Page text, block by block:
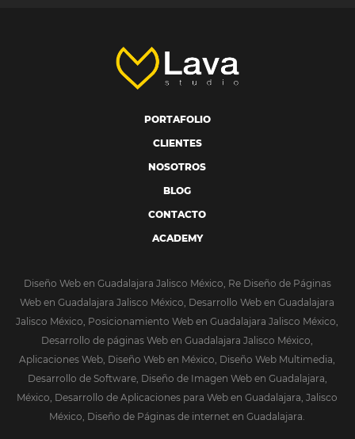
PORTAFOLIO
CLIENTES
NOSOTROS
BLOG
CONTACTO
ACADEMY
Diseño Web en Guadalajara Jalisco México, Re Diseño de Páginas
Web en Guadalajara Jalisco México, Desarrollo Web en Guadalajara
Jalisco México, Posicionamiento Web en Guadalajara Jalisco México,
Desarrollo de páginas Web en Guadalajara Jalisco México,
Aplicaciones Web, Diseño Web en México, Diseño Web Multimedia,
Desarrollo de Software, Diseño de Imagen Web en Guadalajara,
México, Desarrollo de Aplicaciones para Web en Guadalajara, Jalisco
México, Diseño de Páginas de internet en Guadalajara.